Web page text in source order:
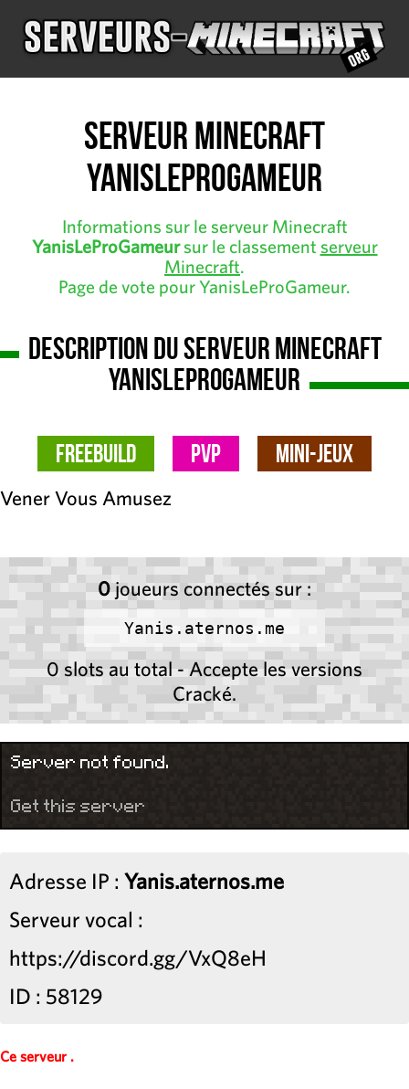
Serveur Minecraft
YanisLeProGameur
Informations sur le serveur Minecraft
YanisLeProGameursur le classement serveur
Minecraft.
Page de vote pour YanisLeProGameur.
Description du serveur Minecraft
YanisLeProGameur
FreeBuild PvP Mini-Jeux
Vener Vous Amusez
0 joueurs connectés sur :
Yanis.aternos.me
0 slots au total - Accepte les versions
Cracké.
Server not found.
Get this server
Adresse IP : Yanis.aternos.me
Serveur vocal :
https://discord.gg/VxQ8eH
ID : 58129
Ce serveur .